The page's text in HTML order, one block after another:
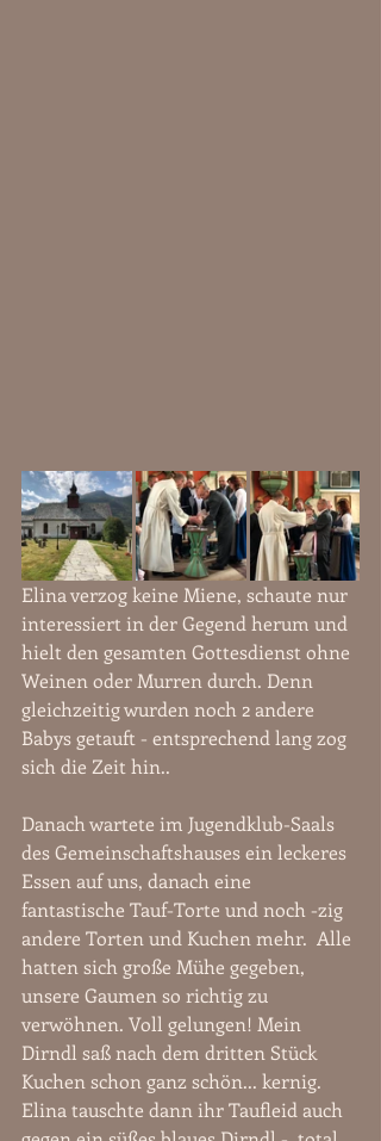
Elina verzog keine Miene, schaute nur
interessiert in der Gegend herum und
hielt den gesamten Gottesdienst ohne
Weinen oder Murren durch. Denn
gleichzeitig wurden noch 2 andere
Babys getauft - entsprechend lang zog
sich die Zeit hin..
Danach wartete im Jugendklub-Saals
des Gemeinschaftshauses ein leckeres
Essen auf uns, danach eine
fantastische Tauf-Torte und noch -zig
andere Torten und Kuchen mehr.  Alle
hatten sich große Mühe gegeben,
unsere Gaumen so richtig zu
verwöhnen. Voll gelungen! Mein
Dirndl saß nach dem dritten Stück
Kuchen schon ganz schön... kernig.
Elina tauschte dann ihr Taufleid auch